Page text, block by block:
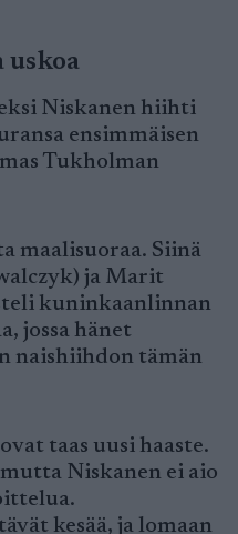
Niskanen hiihti
ensimmäisen
Tukholman
maalisuoraa. Siinä
ja Marit
kuninkaanlinnan
jossa hänet
naishiihdon tämän
taas uusi haaste.
Niskanen ei aio
kesää, ja lomaan